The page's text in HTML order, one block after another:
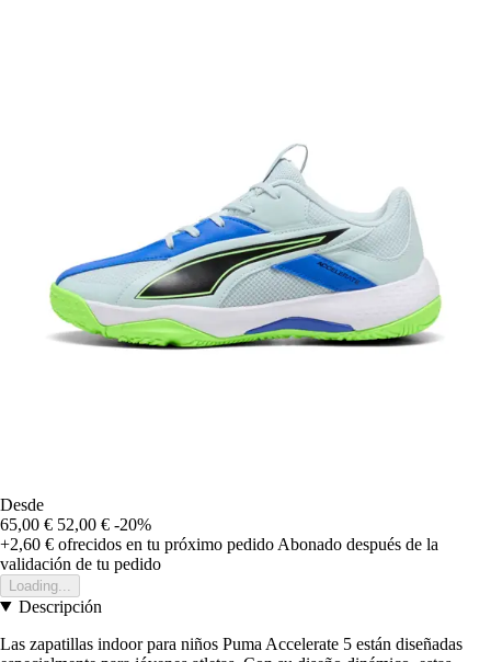
Desde
65,00 € 52,00 € -20%
+2,60 € ofrecidos en tu próximo pedido Abonado después de la
validación de tu pedido
Loading...
Descripción
Las zapatillas indoor para niños Puma Accelerate 5 están diseñadas